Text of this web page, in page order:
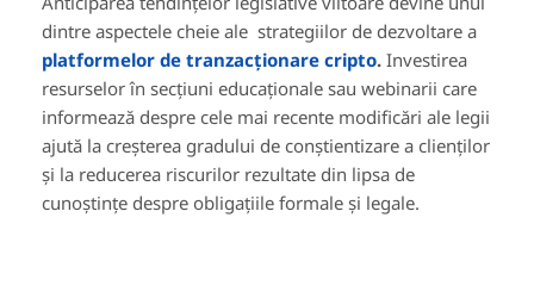
dintre aspectele cheie ale strategiilor de dezvoltare a
platformelor de tranzacționare cripto. Investirea
resurselor în secțiuni educaționale sau webinarii care
informează despre cele mai recente modificări ale legii
ajută la creșterea gradului de conștientizare a clienților
și la reducerea riscurilor rezultate din lipsa de
cunoștințe despre obligațiile formale și legale.